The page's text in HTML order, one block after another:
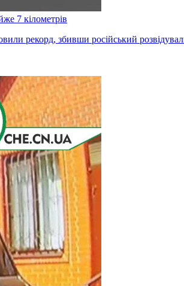
7 кілометрів
рекорд, збивши російський